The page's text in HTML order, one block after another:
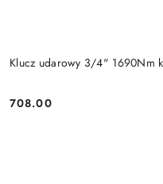
Klucz udarowy 3/4" 1690Nm
Cena:
708.00